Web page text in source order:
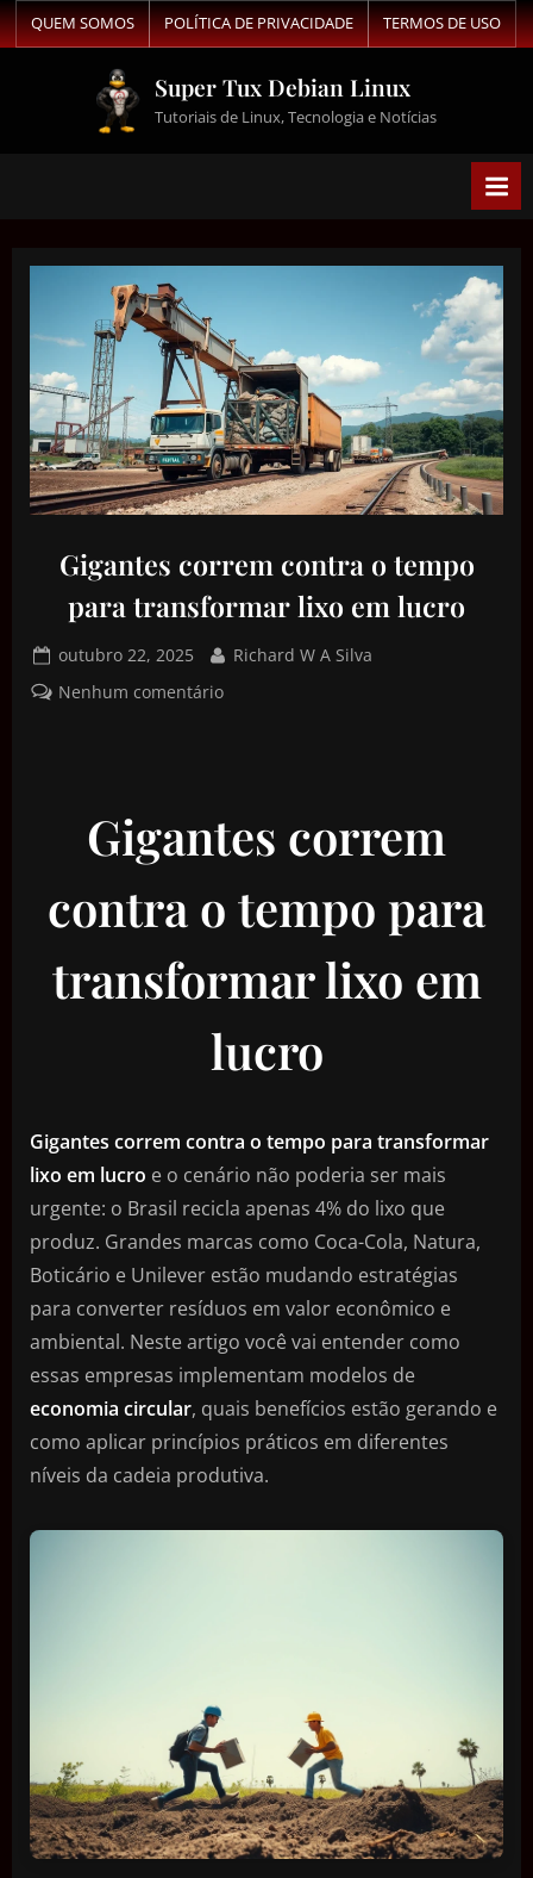
QUEM SOMOS POLÍTICA DE PRIVACIDADE TERMOS DE USO
Super Tux Debian Linux
Tutoriais de Linux, Tecnologia e Notícias
Gigantes correm contra o tempo
para transformar lixo em lucro
outubro 22, 2025
Richard W A Silva
Nenhum comentário
Gigantes correm
contra o tempo para
transformar lixo em
lucro
Gigantes correm contra o tempo para transformar
lixo em lucro e o cenário não poderia ser mais
urgente: o Brasil recicla apenas 4% do lixo que
produz. Grandes marcas como Coca-Cola, Natura,
Boticário e Unilever estão mudando estratégias
para converter resíduos em valor econômico e
ambiental. Neste artigo você vai entender como
essas empresas implementam modelos de
economia circular, quais benefícios estão gerando e
como aplicar princípios práticos em diferentes
níveis da cadeia produtiva.